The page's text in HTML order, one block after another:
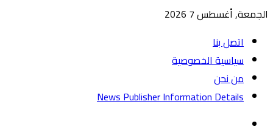
الجمعة, أغسطس 7 2026
اتصل بنا
سياسية الخصوصية
من نحن
News Publisher Information Details